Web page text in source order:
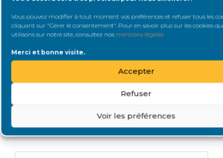
Vous pouvez modifier à tout moment vos préférences et refuser tous les
cliquant sur "Gérer le consentement". Pour en savoir plus sur les cookies
utilisons sur notre site, consultez nos mentions légales
Merci et bonne visite.
Accepter
Refuser
Voir les préférences
Répondre
obligatoires sont indiqués avec